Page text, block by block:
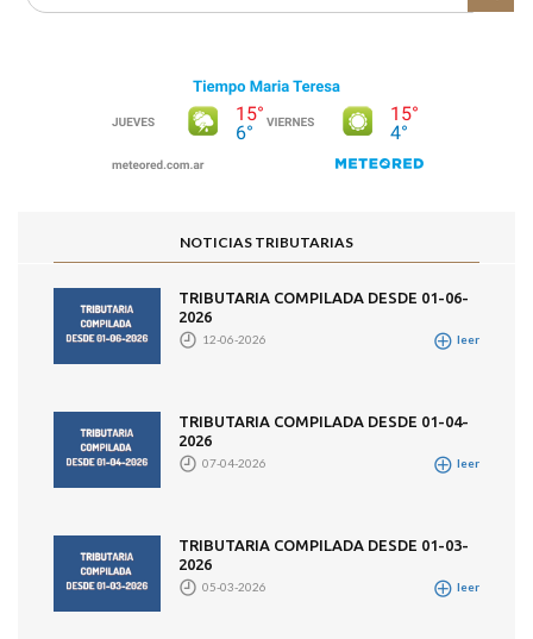
NOTICIAS TRIBUTARIAS
TRIBUTARIA COMPILADA DESDE 01-06-
2026
12-06-2026 leer
TRIBUTARIA COMPILADA DESDE 01-04-
2026
07-04-2026 leer
TRIBUTARIA COMPILADA DESDE 01-03-
2026
05-03-2026 leer